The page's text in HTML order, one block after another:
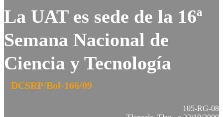
La UAT es sede de la 16ª
Semana Nacional de
Ciencia y Tecnología
DCSRP/Bol-166/09
105-RG-08